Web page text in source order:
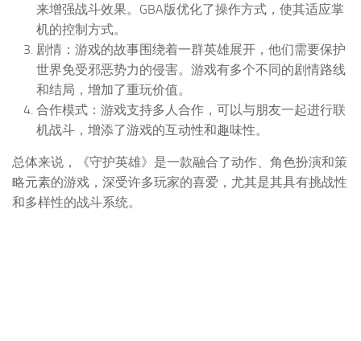
来增强战斗效果。GBA版优化了操作方式，使其适应掌
机的控制方式。
剧情：游戏的故事围绕着一群英雄展开，他们需要保护
世界免受邪恶势力的侵害。游戏有多个不同的剧情路线
和结局，增加了重玩价值。
合作模式：游戏支持多人合作，可以与朋友一起进行联
机战斗，增添了游戏的互动性和趣味性。
总体来说，《守护英雄》是一款融合了动作、角色扮演和策
略元素的游戏，深受许多玩家的喜爱，尤其是其具有挑战性
和多样性的战斗系统。